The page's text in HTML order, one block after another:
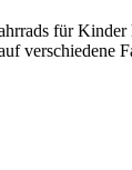
für Kinder
verschiedene